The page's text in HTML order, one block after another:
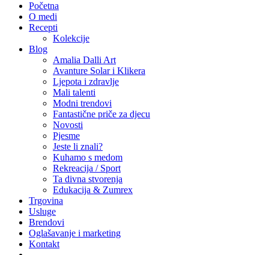
Početna
O medi
Recepti
Kolekcije
Blog
Amalia Dalli Art
Avanture Solar i Klikera
Ljepota i zdravlje
Mali talenti
Modni trendovi
Fantastične priče za djecu
Novosti
Pjesme
Jeste li znali?
Kuhamo s medom
Rekreacija / Sport
Ta divna stvorenja
Edukacija & Zumrex
Trgovina
Usluge
Brendovi
Oglašavanje i marketing
Kontakt